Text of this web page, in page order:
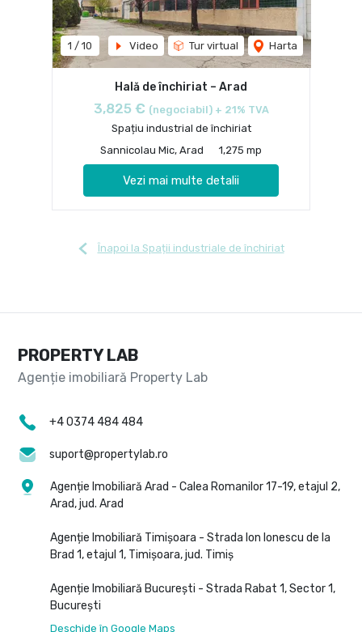
1 / 10 Video Tur virtual Harta
Hală de închiriat – Arad
3,825 € (negociabil) + 21% TVA
Spațiu industrial de închiriat
Sannicolau Mic, Arad
1,275 mp
Vezi mai multe detalii
Înapoi la Spații industriale de închiriat
PROPERTY LAB
+4 0374 484 484
suport@propertylab.ro
Agenție Imobiliară Arad - Calea Romanilor 17-19, etajul 2,
Arad, jud. Arad
Agenție Imobiliară Timișoara - Strada Ion Ionescu de la
Brad 1, etajul 1, Timișoara, jud. Timiș
Agenție Imobiliară București - Strada Rabat 1, Sector 1,
București
Deschide în Google Maps